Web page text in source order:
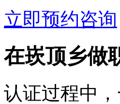
立即预约咨询
在崁顶乡做
认证过程中